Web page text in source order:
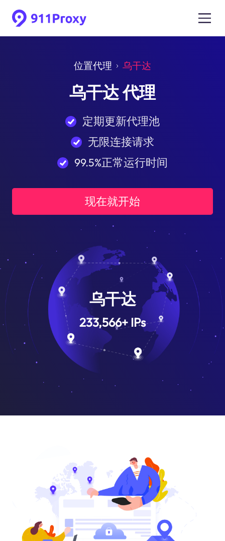
位置代理 乌干达
乌干达 代理
定期更新代理池
无限连接请求
99.5%正常运行时间
现在就开始
乌干达
233,566+ IPs